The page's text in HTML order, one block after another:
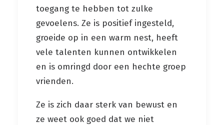
toegang te hebben tot zulke
gevoelens. Ze is positief ingesteld,
groeide op in een warm nest, heeft
vele talenten kunnen ontwikkelen
en is omringd door een hechte groep
vrienden.
Ze is zich daar sterk van bewust en
ze weet ook goed dat we niet